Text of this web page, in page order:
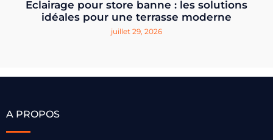
Eclairage pour store banne : les solutions
idéales pour une terrasse moderne
juillet 29, 2026
A PROPOS